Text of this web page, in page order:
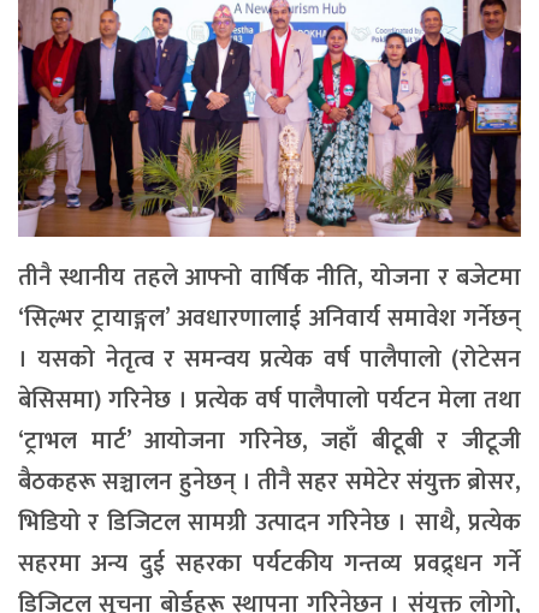
तीनै स्थानीय तहले आफ्नो वार्षिक नीति, योजना र बजेटमा
‘सिल्भर ट्रायाङ्गल’ अवधारणालाई अनिवार्य समावेश गर्नेछन्
। यसको नेतृत्व र समन्वय प्रत्येक वर्ष पालैपालो (रोटेसन
बेसिसमा) गरिनेछ । प्रत्येक वर्ष पालैपालो पर्यटन मेला तथा
‘ट्राभल मार्ट’ आयोजना गरिनेछ, जहाँ बीटूबी र जीटूजी
बैठकहरू सञ्चालन हुनेछन् । तीनै सहर समेटेर संयुक्त ब्रोसर,
भिडियो र डिजिटल सामग्री उत्पादन गरिनेछ । साथै, प्रत्येक
सहरमा अन्य दुई सहरका पर्यटकीय गन्तव्य प्रवद्र्धन गर्ने
डिजिटल सूचना बोर्डहरू स्थापना गरिनेछन् । संयुक्त लोगो,